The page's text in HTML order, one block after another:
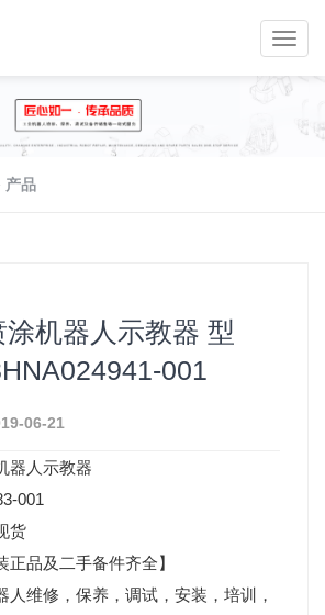
产品
机器人示教器 型
001
06-21
器人示教器
001
货
品及二手备件齐全】
人维修，保养，调试，安装，培训，